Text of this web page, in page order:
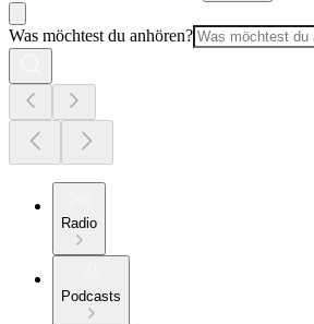
Was möchtest du anhören?
Radio
Podcasts